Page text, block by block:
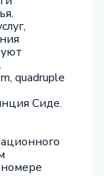
quadruple
Сиде.